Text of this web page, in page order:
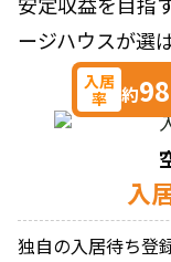
ージハウスが選
入居
率
約
入
独自の入居待ち登